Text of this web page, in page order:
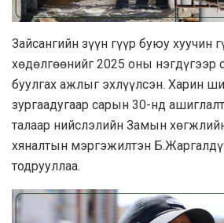
Зайсангийн зүүн гүүр буюу хуучин
хөдөлгөөнийг 2025 оны нэгдүгээр
буулгах ажлыг эхлүүлсэн. Харин
зургаадугаар сарын 30-нд
талаар нийслэлийн Замын
хяналтын мэргэжилтэн
тодрууллаа.